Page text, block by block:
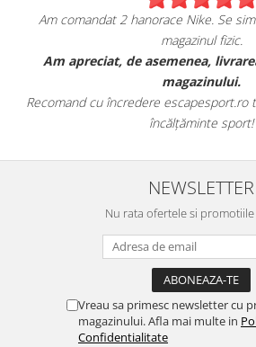
Am comandat 2 hanorace Nike. Se
magazinul fizic.
Am apreciat, de asemenea,
magazinului.
Recomand cu încredere escapesport.ro
încălțăminte sport!
NEWSLETTER
Nu rata ofertele si
Vreau sa primesc newsletter cu
magazinului. Afla mai multe in
Confidentialitate